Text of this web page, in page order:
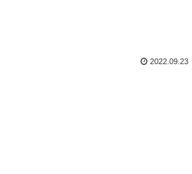
2022.09.23